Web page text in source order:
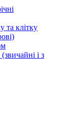
та клітку
і з